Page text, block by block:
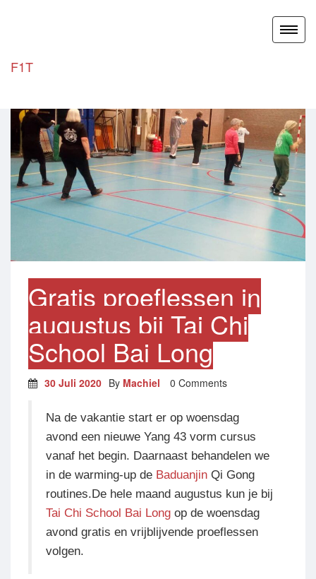
F1T
Gratis proeflessen in
augustus bij Tai Chi
School Bai Long
30 Juli 2020 By Machiel 0 Comments
Na de vakantie start er op woensdag
avond een nieuwe Yang 43 vorm cursus
vanaf het begin. Daarnaast behandelen we
in de warming-up de Baduanjin Qi Gong
routines.De hele maand augustus kun je bij
Tai Chi School Bai Long op de woensdag
avond gratis en vrijblijvende proeflessen
volgen.